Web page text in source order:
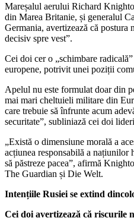
Mareșalul aerului Richard
din Marea Britanie, și generalul
Germania, avertizează că postura
decisiv spre vest”.
Cei doi cer o „schimbare
europene, potrivit unei poziții
Apelul nu este formulat doar din
mai mari cheltuieli militare din
care trebuie să înfrunte acum
securitate”, subliniază cei doi
„Există o dimensiune morală a
acțiunea responsabilă a națiunilor
să păstreze pacea”, afirmă
The Guardian și Die Welt.
Intențiile Rusiei se extind
Cei doi avertizează că riscurile